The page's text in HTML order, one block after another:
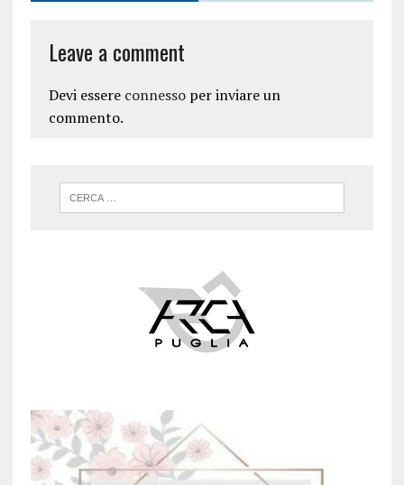
Leave a comment
Devi essere connessoper inviare un
commento.